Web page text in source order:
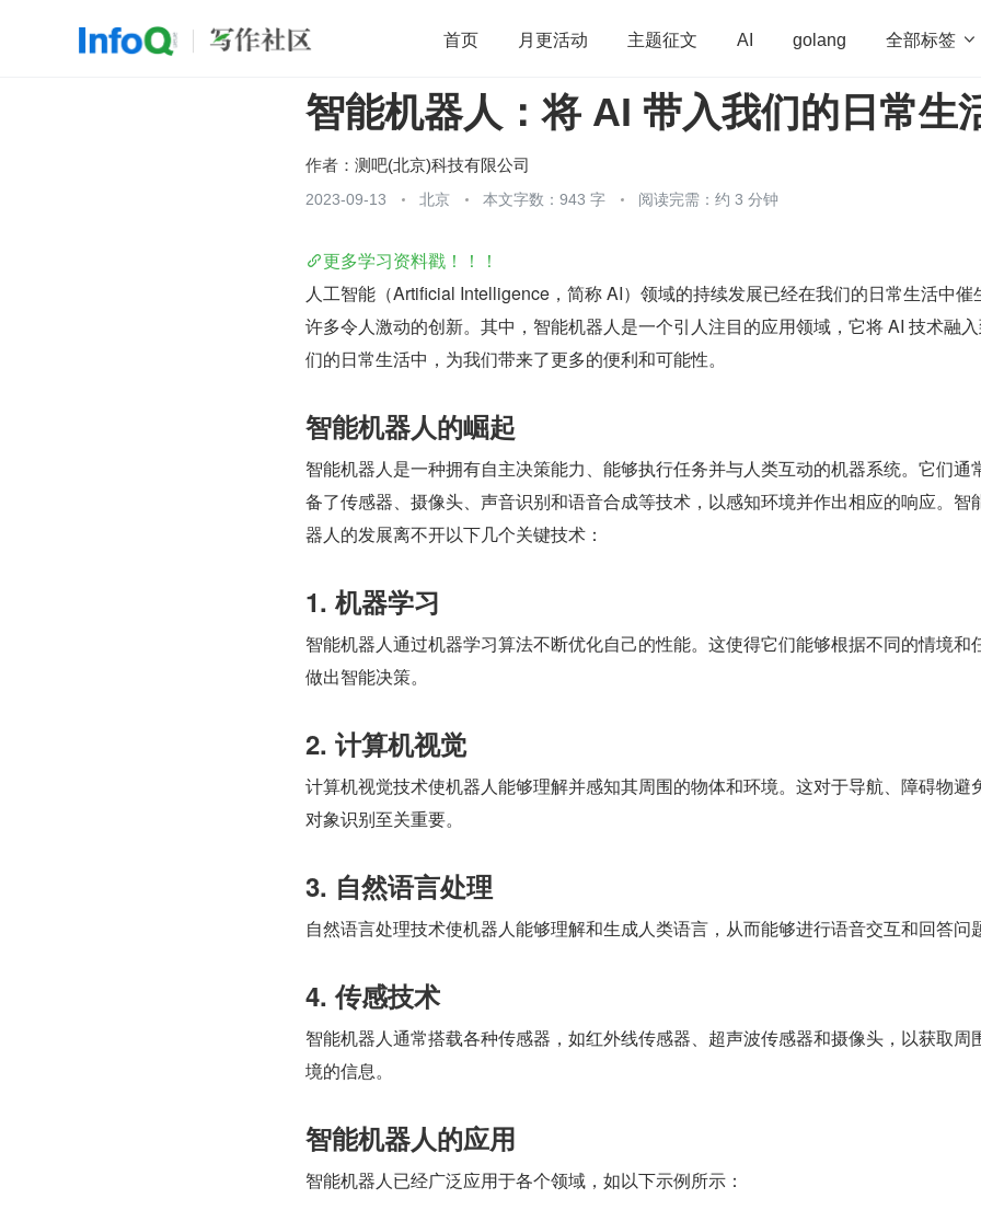
首页 月更活动 主题征文 AI golang 全部标签 
开源 架构 OpenHarmony 算法 学习方法 Web3.0 高
团队管理
智能机器人：将 AI 带入我们的日常生
作者： 测吧(北京)科技有限公司
2023-09-13 北京 本文字数：943 字 阅读完需：约 3 分钟
更多学习资料戳！！！
人工智能（Artificial Intelligence，简称 AI）领域的持续发展已经在我们的日常生活中催
许多令人激动的创新。其中，智能机器人是一个引人注目的应用领域，它将 AI 技术融
们的日常生活中，为我们带来了更多的便利和可能性。
智能机器人的崛起
智能机器人是一种拥有自主决策能力、能够执行任务并与人类互动的机器系统。它们通
备了传感器、摄像头、声音识别和语音合成等技术，以感知环境并作出相应的响应。智
器人的发展离不开以下几个关键技术：
1. 机器学习
智能机器人通过机器学习算法不断优化自己的性能。这使得它们能够根据不同的情境和
做出智能决策。
2. 计算机视觉
计算机视觉技术使机器人能够理解并感知其周围的物体和环境。这对于导航、障碍物避
对象识别至关重要。
3. 自然语言处理
自然语言处理技术使机器人能够理解和生成人类语言，从而能够进行语音交互和回答问
4. 传感技术
智能机器人通常搭载各种传感器，如红外线传感器、超声波传感器和摄像头，以获取周
境的信息。
智能机器人的应用
智能机器人已经广泛应用于各个领域，如以下示例所示：